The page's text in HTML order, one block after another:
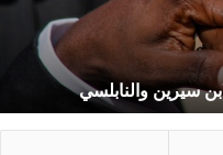
سيرين والنابلسي